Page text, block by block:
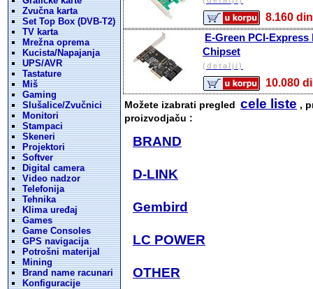
Zvučna karta
Set Top Box (DVB-T2)
TV karta
Mrežna oprema
Kucista/Napajanja
UPS/AVR
Tastature
Miš
Gaming
Slušalice/Zvučnici
Monitori
Stampaci
Skeneri
Projektori
Softver
Digital camera
Video nadzor
Telefonija
Tehnika
Klima uređaj
Games
Game Consoles
GPS navigacija
Potrošni materijal
Mining
Brand name racunari
Konfiguracije
8.160
E-Green PCI-
Chipset
(detalji)
Možete izabrati pregled cele liste ,
proizvodjaču :
BRAND
D-LINK
Gembird
LC POWER
OTHER